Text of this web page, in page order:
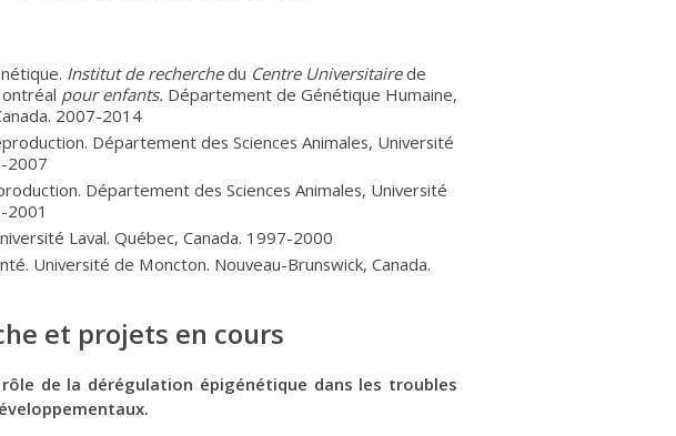
Institut de recherchedu Centre Universitairede
pour enfants. Département de Génétique Humaine,
2007-2014
Département des Sciences Animales, Université
2007
Département des Sciences Animales, Université
2001
Laval. Québec, Canada. 1997-2000
Université de Moncton. Nouveau-Brunswick, Canada.
et projets en cours
de la dérégulation épigénétique dans les troubles